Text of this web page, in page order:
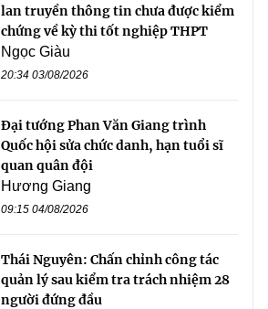
lan truyền thông tin chưa được kiểm
chứng về kỳ thi tốt nghiệp THPT
Ngọc Giàu
20:34 03/08/2026
Đại tướng Phan Văn Giang trình
Quốc hội sửa chức danh, hạn tuổi sĩ
quan quân đội
Hương Giang
09:15 04/08/2026
Thái Nguyên: Chấn chỉnh công tác
quản lý sau kiểm tra trách nhiệm 28
người đứng đầu